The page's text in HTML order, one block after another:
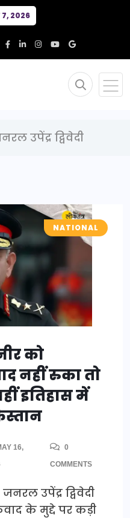
7, 2026
उपेंद्र द्विवेदी
NATIONAL
को
नहीं रुका तो
इतिहास में
16,
0
COMMENTS
उपेंद्र द्विवेदी
के मुद्दे पर कड़ी